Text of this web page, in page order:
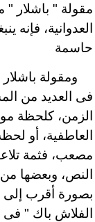
مقولة " باشلار
العدوانية، فإنه
حاسمة
ومقولة
فى العديد من
الزمن، كلحظة
العاطفية، أو
مصعب، فثمة
النص، وبعضها
بصورة أقرب إلى
الفلاش باك " فى